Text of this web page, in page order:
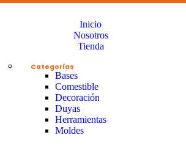
Inicio
Nosotros
Tienda
Categorías
Bases
Comestible
Decoración
Duyas
Herramientas
Moldes